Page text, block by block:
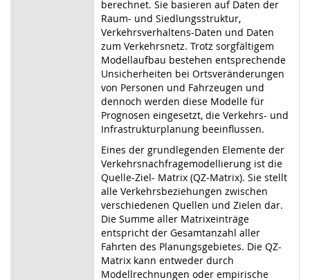
berechnet. Sie basieren auf Daten der
Raum- und Siedlungsstruktur,
Verkehrsverhaltens-Daten und Daten
zum Verkehrsnetz. Trotz sorgfältigem
Modellaufbau bestehen entsprechende
Unsicherheiten bei Ortsveränderungen
von Personen und Fahrzeugen und
dennoch werden diese Modelle für
Prognosen eingesetzt, die Verkehrs- und
Infrastrukturplanung beeinflussen.
Eines der grundlegenden Elemente der
Verkehrsnachfragemodellierung ist die
Quelle-Ziel- Matrix (QZ-Matrix). Sie stellt
alle Verkehrsbeziehungen zwischen
verschiedenen Quellen und Zielen dar.
Die Summe aller Matrixeinträge
entspricht der Gesamtanzahl aller
Fahrten des Planungsgebietes. Die QZ-
Matrix kann entweder durch
Modellrechnungen oder empirische